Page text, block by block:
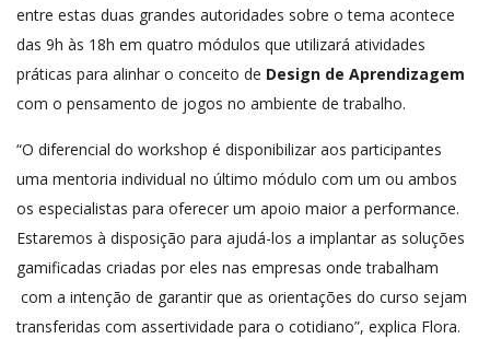
entre estas duas grandes autoridades sobre o tema acontece
das 9h às 18h em quatro módulos que utilizará atividades
práticas para alinhar o conceito de Design de Aprendizagem
com o pensamento de jogos no ambiente de trabalho.
“O diferencial do workshop é disponibilizar aos participantes
uma mentoria individual no último módulo com um ou ambos
os especialistas para oferecer um apoio maior a performance.
Estaremos à disposição para ajudá-los a implantar as soluções
gamificadas criadas por eles nas empresas onde trabalham
com a intenção de garantir que as orientações do curso sejam
transferidas com assertividade para o cotidiano”, explica Flora.